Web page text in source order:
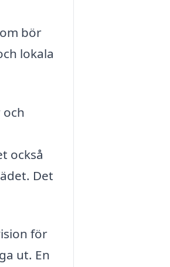
bör
lokala
också
Det
för
ut. En